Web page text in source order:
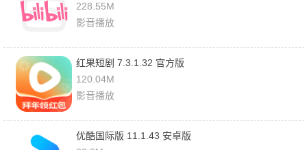
228.55M
影音播放
红果短剧 7.3.1.32 官方版
120.04M
影音播放
优酷国际版 11.1.43 安卓版